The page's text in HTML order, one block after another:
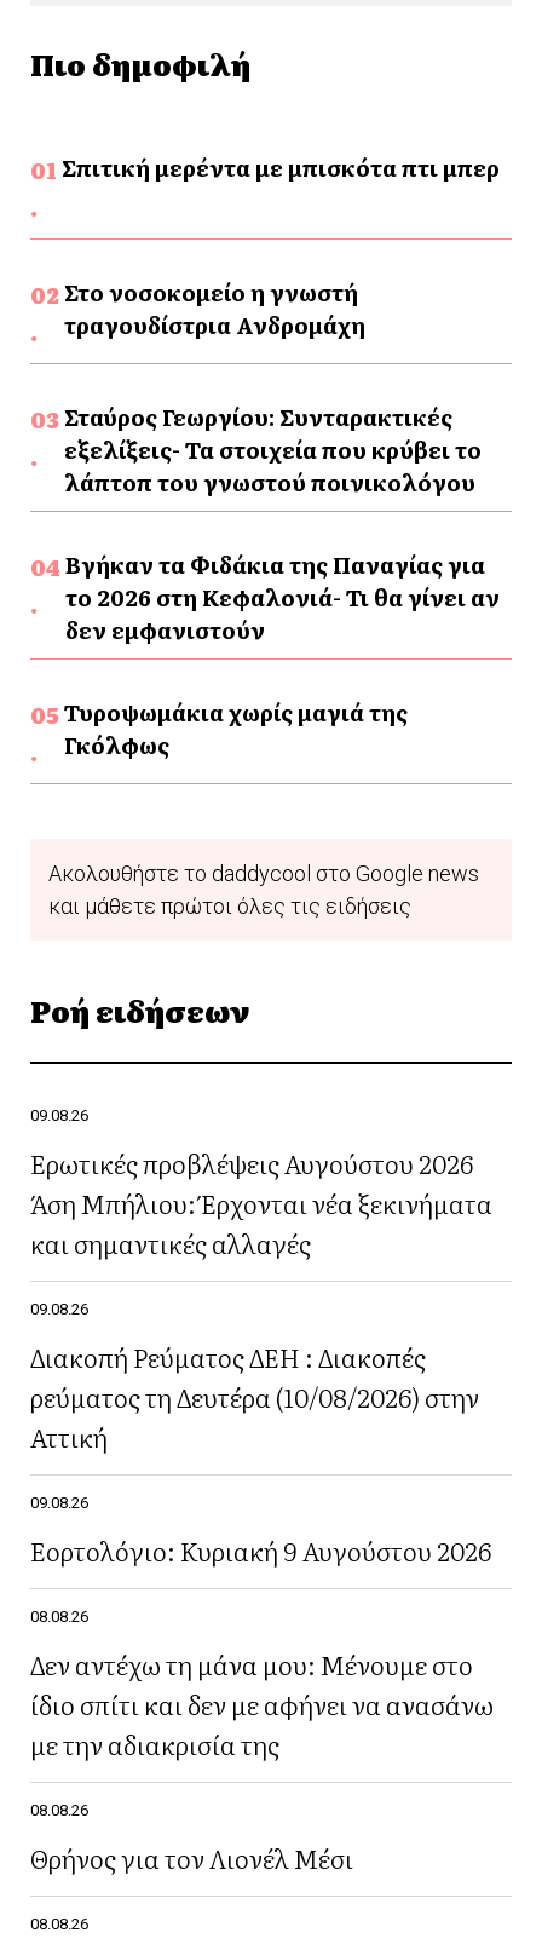
Πιο δημοφιλή
Σπιτική μερέντα με μπισκότα πτι μπερ
Στο νοσοκομείο η γνωστή
τραγουδίστρια Ανδρομάχη
Σταύρος Γεωργίου: Συνταρακτικές
εξελίξεις- Τα στοιχεία που κρύβει το
λάπτοπ του γνωστού ποινικολόγου
Βγήκαν τα Φιδάκια της Παναγίας για
το 2026 στη Κεφαλονιά- Τι θα γίνει αν
δεν εμφανιστούν
Τυροψωμάκια χωρίς μαγιά της
Γκόλφως
Ακολουθήστε το daddycool στο Google news
και μάθετε πρώτοι όλες τις ειδήσεις
Ροή ειδήσεων
09.08.26
Ερωτικές προβλέψεις Αυγούστου 2026
Άση Μπήλιου: Έρχονται νέα ξεκινήματα
και σημαντικές αλλαγές
09.08.26
Διακοπή Ρεύματος ΔΕΗ : Διακοπές
ρεύματος τη Δευτέρα (10/08/2026) στην
Αττική
09.08.26
Εορτολόγιο: Κυριακή 9 Αυγούστου 2026
08.08.26
Δεν αντέχω τη μάνα μου: Μένουμε στο
ίδιο σπίτι και δεν με αφήνει να ανασάνω
με την αδιακρισία της
08.08.26
Θρήνος για τον Λιονέλ Μέσι
08.08.26